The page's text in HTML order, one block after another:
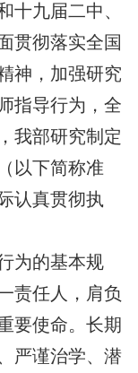
九届二中、
贯彻落实全国
神，加强研究
指导行为，全
我部研究制定
以下简称准
认真贯彻执
为的基本规
责任人，肩负
要使命。长期
严谨治学、潜